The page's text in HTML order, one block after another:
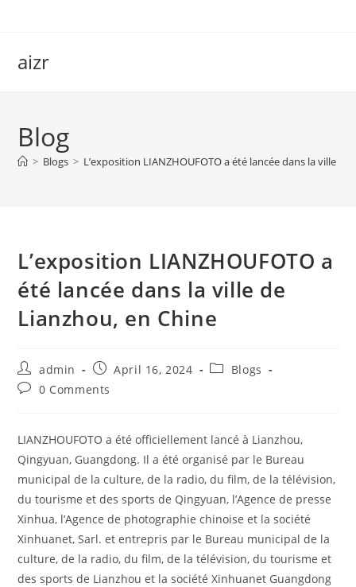
aizr
Blog
> Blogs > L’exposition LIANZHOUFOTO a été lancée dans la ville
L’exposition LIANZHOUFOTO a
été lancée dans la ville de
Lianzhou, en Chine
Post
author:
admin
Post
published:
April 16, 2024
PostBlogs
Post0 Comments
LIANZHOUFOTO a été officiellement lancé à Lianzhou,
Qingyuan, Guangdong. Il a été organisé par le Bureau
municipal de la culture, de la radio, du film, de la télévision,
du tourisme et des sports de Qingyuan, l’Agence de presse
Xinhua, l’Agence de photographie chinoise et la société
Xinhuanet, Sarl. et entrepris par le Bureau municipal de la
culture, de la radio, du film, de la télévision, du tourisme et
des sports de Lianzhou et la société Xinhuanet Guangdong